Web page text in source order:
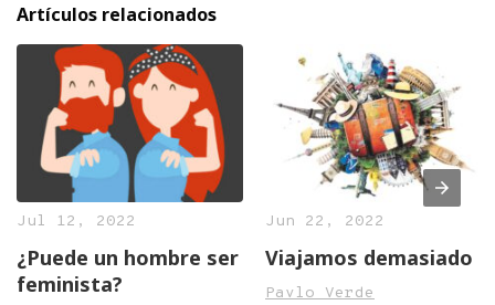
Artículos relacionados
Jul 12, 2022
¿Puede un hombre ser
feminista?
Jun 22, 2022
Viajamos demasiado
Pavlo Verde